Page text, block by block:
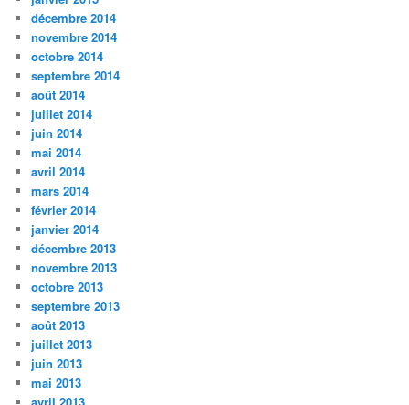
décembre 2014
novembre 2014
octobre 2014
septembre 2014
août 2014
juillet 2014
juin 2014
mai 2014
avril 2014
mars 2014
février 2014
janvier 2014
décembre 2013
novembre 2013
octobre 2013
septembre 2013
août 2013
juillet 2013
juin 2013
mai 2013